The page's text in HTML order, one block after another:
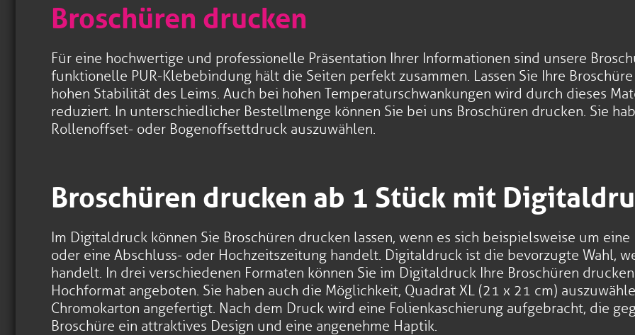
Broschüren drucken
Für eine hochwertige und professionelle Präsentation Ihrer Informationen sind unsere
funktionelle PUR-Klebebindung hält die Seiten perfekt zusammen. Lassen Sie Ihre
hohen Stabilität des Leims. Auch bei hohen Temperaturschwankungen wird durch dieses
reduziert. In unterschiedlicher Bestellmenge können Sie bei uns Broschüren drucken. Sie
Rollenoffset- oder Bogenoffsettdruck auszuwählen.
Broschüren drucken ab 1 Stück mit
Im Digitaldruck können Sie Broschüren drucken lassen, wenn es sich beispielsweise um
oder eine Abschluss- oder Hochzeitszeitung handelt. Digitaldruck ist die bevorzugte Wahl,
handelt. In drei verschiedenen Formaten können Sie im Digitaldruck Ihre Broschüren
Hochformat angeboten. Sie haben auch die Möglichkeit, Quadrat XL (21 x 21 cm)
Chromokarton angefertigt. Nach dem Druck wird eine Folienkaschierung aufgebracht, die
Broschüre ein attraktives Design und eine angenehme Haptik.